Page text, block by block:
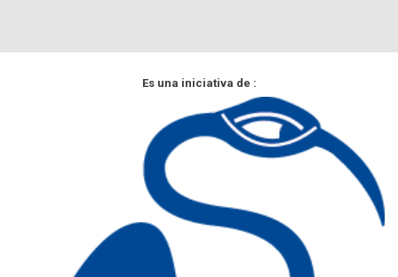
Es una iniciativa de :